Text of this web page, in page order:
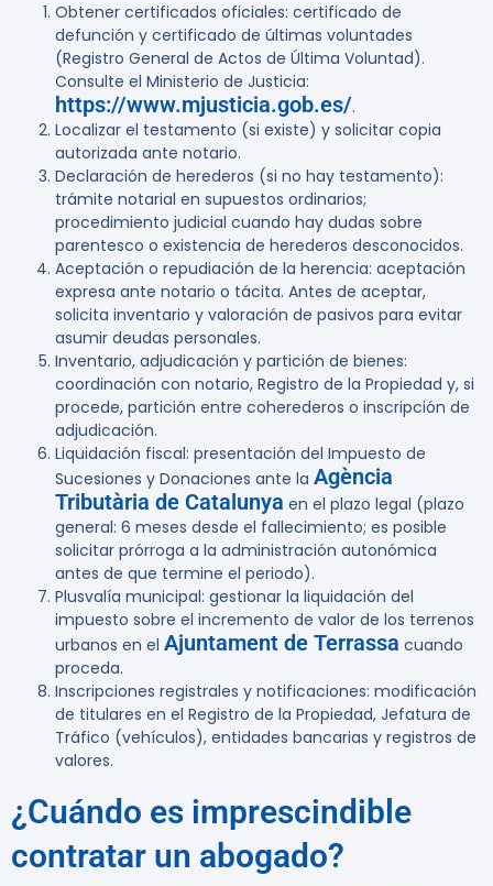
Obtener certificados oficiales: certificado de
defunción y certificado de últimas voluntades
(Registro General de Actos de Última Voluntad).
Consulte el Ministerio de Justicia:
https://www.mjusticia.gob.es/.
Localizar el testamento (si existe) y solicitar copia
autorizada ante notario.
Declaración de herederos (si no hay testamento):
trámite notarial en supuestos ordinarios;
procedimiento judicial cuando hay dudas sobre
parentesco o existencia de herederos desconocidos.
Aceptación o repudiación de la herencia: aceptación
expresa ante notario o tácita. Antes de aceptar,
solicita inventario y valoración de pasivos para evitar
asumir deudas personales.
Inventario, adjudicación y partición de bienes:
coordinación con notario, Registro de la Propiedad y, si
procede, partición entre coherederos o inscripción de
adjudicación.
Liquidación fiscal: presentación del Impuesto de
Sucesiones y Donaciones ante la Agència
Tributària de Catalunya en el plazo legal (plazo
general: 6 meses desde el fallecimiento; es posible
solicitar prórroga a la administración autonómica
antes de que termine el periodo).
Plusvalía municipal: gestionar la liquidación del
impuesto sobre el incremento de valor de los terrenos
urbanos en el Ajuntament de Terrassa cuando
proceda.
Inscripciones registrales y notificaciones: modificación
de titulares en el Registro de la Propiedad, Jefatura de
Tráfico (vehículos), entidades bancarias y registros de
valores.
¿Cuándo es imprescindible
contratar un abogado?